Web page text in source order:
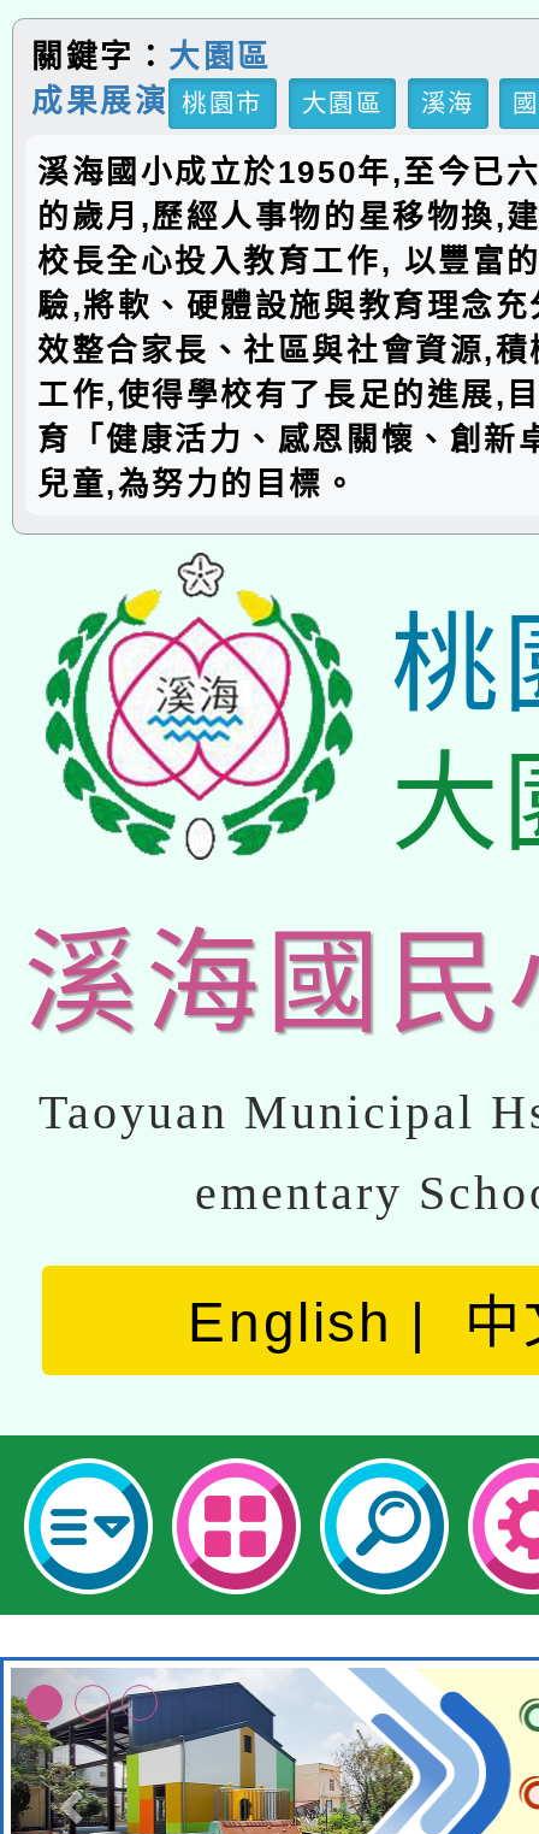
關鍵字： 大園區
成果展演
桃園市 大園區 溪海
溪海國小成立於1950年,至今已
的歲月,歷經人事物的星移物換,
校長全心投入教育工作, 以豐富
驗,將軟、硬體設施與教育理念
效整合家長、社區與社會資源,
工作,使得學校有了長足的進展,
育「健康活力、感恩關懷、創新
兒童,為努力的目標。
桃
大
溪海國民
Taoyuan Municipal
ementary
English 中